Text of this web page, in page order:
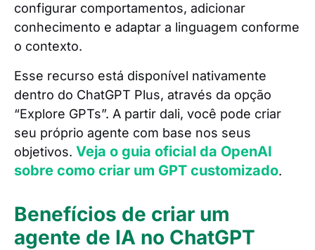
configurar comportamentos, adicionar
conhecimento e adaptar a linguagem conforme
o contexto.
Esse recurso está disponível nativamente
dentro do ChatGPT Plus, através da opção
“Explore GPTs”. A partir dali, você pode criar
seu próprio agente com base nos seus
objetivos. Veja o guia oficial da OpenAI
sobre como criar um GPT customizado.
Benefícios de criar um
agente de IA no ChatGPT